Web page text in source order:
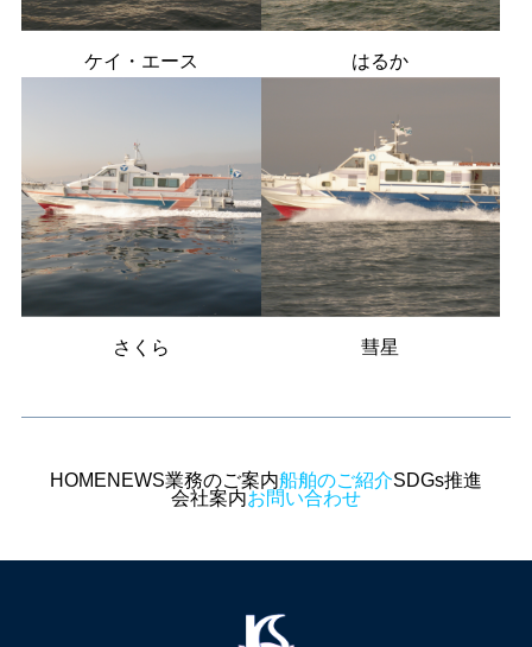
ケイ・エース はるか
さくら 彗星
HOMENEWS業務のご案内船舶のご紹介SDGs推進
会社案内お問い合わせ